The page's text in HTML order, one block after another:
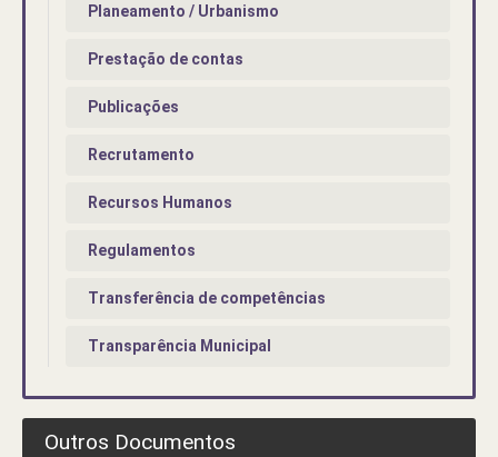
Planeamento / Urbanismo
Prestação de contas
Publicações
Recrutamento
Recursos Humanos
Regulamentos
Transferência de competências
Transparência Municipal
Outros Documentos